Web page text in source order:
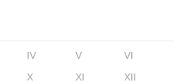
IV V
VI
X XI XII